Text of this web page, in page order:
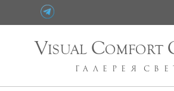
VISUAL COMFORT
ГАЛЕРЕЯ